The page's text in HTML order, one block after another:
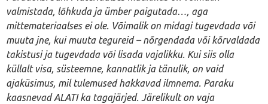
valmistada, lõhkuda ja ümber paigutada…, aga
mittemateriaalses ei ole. Võimalik on midagi tugevdada või
muuta jne, kui muuta tegureid – nõrgendada või kõrvaldada
takistusi ja tugevdada või lisada vajalikku. Kui siis olla
küllalt visa, süsteemne, kannatlik ja tänulik, on vaid
ajaküsimus, mil tulemused hakkavad ilmnema. Paraku
kaasnevad ALATI ka tagajärjed. Järelikult on vaja